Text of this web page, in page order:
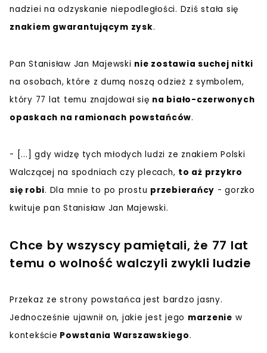
nadziei na odzyskanie niepodległości. Dziś stała się
znakiem gwarantującym zysk.
Pan Stanisław Jan Majewski nie zostawia suchej nitki
na osobach, które z dumą noszą odzież z symbolem,
który 77 lat temu znajdował się na biało-czerwonych
opaskach na ramionach powstańców.
- [...] gdy widzę tych młodych ludzi ze znakiem Polski
Walczącej na spodniach czy plecach, to aż przykro
się robi. Dla mnie to po prostu przebierańcy - gorzko
kwituje pan Stanisław Jan Majewski.
Chce by wszyscy pamiętali, że 77 lat
temu o wolność walczyli zwykli ludzie
Przekaz ze strony powstańca jest bardzo jasny.
Jednocześnie ujawnił on, jakie jest jego marzenie w
kontekście Powstania Warszawskiego.